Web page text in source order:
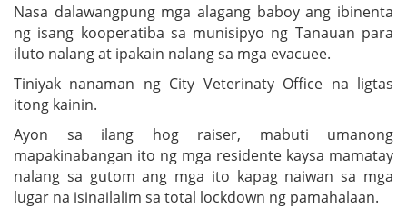
Nasa dalawangpung mga alagang baboy ang ibinenta
ng isang kooperatiba sa munisipyo ng Tanauan para
iluto nalang at ipakain nalang sa mga evacuee.
Tiniyak nanaman ng City Veterinaty Office na ligtas
itong kainin.
Ayon sa ilang hog raiser, mabuti umanong
mapakinabangan ito ng mga residente kaysa mamatay
nalang sa gutom ang mga ito kapag naiwan sa mga
lugar na isinailalim sa total lockdown ng pamahalaan.